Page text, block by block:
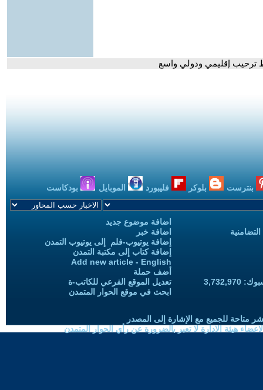
ترحيب إقليمي ودولي واسع
بنترست بلوكر فليبورد الموبايل بودكاست
اضافة موضوع جديد
اضافة خبر
إضافة يوتيوب-فلم إلى يوتيوب التمدن
إضافة كتاب إلى مكتبة التمدن
Add new article - English
أضف حملة
تعديل الموقع الفرعي للكاتب-ة
ابحث في موقع الحوار المتمدن
متاحة للجميع مع الإشارة إلى المصدر
هيئة الادارة لا تعبر بالضرورة عن رأي الحوار المتمدن